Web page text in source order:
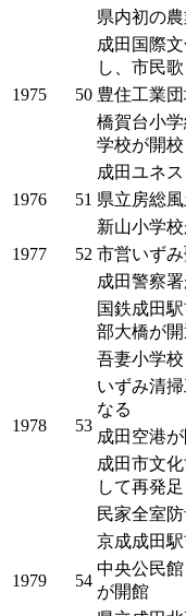
1975 50
県内初の
成田国際
し、市民
豊住工業
橋賀台小
学校が開校
成田ユネ
1976
51 県立房総
1977 52
新山小学
市営いず
成田警察
1978 53
国鉄成田
部大橋が開
吾妻小学
いずみ清
なる
成田空港
成田市文
して再発足
民家全室
京成成田
1979 54
中央公民
が開館